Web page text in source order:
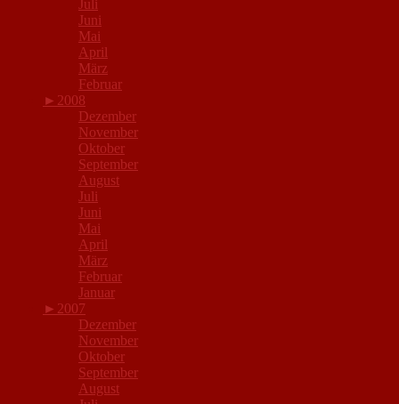
Juli
Juni
Mai
April
März
Februar
► 2008
Dezember
November
Oktober
September
August
Juli
Juni
Mai
April
März
Februar
Januar
► 2007
Dezember
November
Oktober
September
August